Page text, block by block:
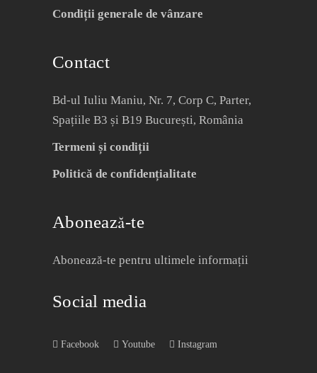
Condiții generale de vânzare
Contact
Bd-ul Iuliu Maniu, Nr. 7, Corp C, Parter,
Spațiile B3 și B19 București, România
Termeni și condiții
Politică de confidențialitate
Abonează-te
Abonează-te pentru ultimele informații
Social media
Facebook Youtube Instagram